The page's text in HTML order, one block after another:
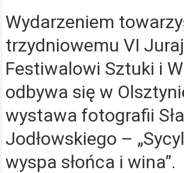
Wydarzeniem
trzydniowemu VI
Festiwalowi Sztuki i
odbywa się w
wystawa fotografii
Jodłowskiego –
wyspa słońca i wina”.